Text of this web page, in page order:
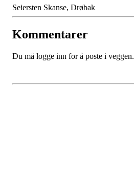
Seiersten Skanse, Drøbak
Kommentarer
Du må logge inn for å poste i veggen.